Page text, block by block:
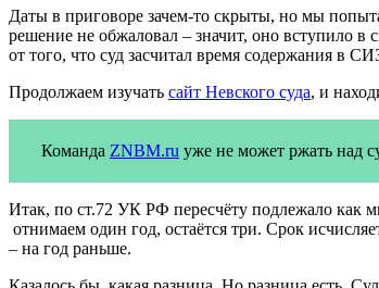
Даты в приговоре зачем-то скрыты, но мы
решение не обжаловал – значит, оно вступило в
от того, что суд засчитал время содержания в
Продолжаем изучать сайт Невского суда, и
Команда ZNBM.ru уже не может ржать над
Итак, по ст.72 УК РФ пересчёту подлежало как
отнимаем один год, остаётся три. Срок
– на год раньше.